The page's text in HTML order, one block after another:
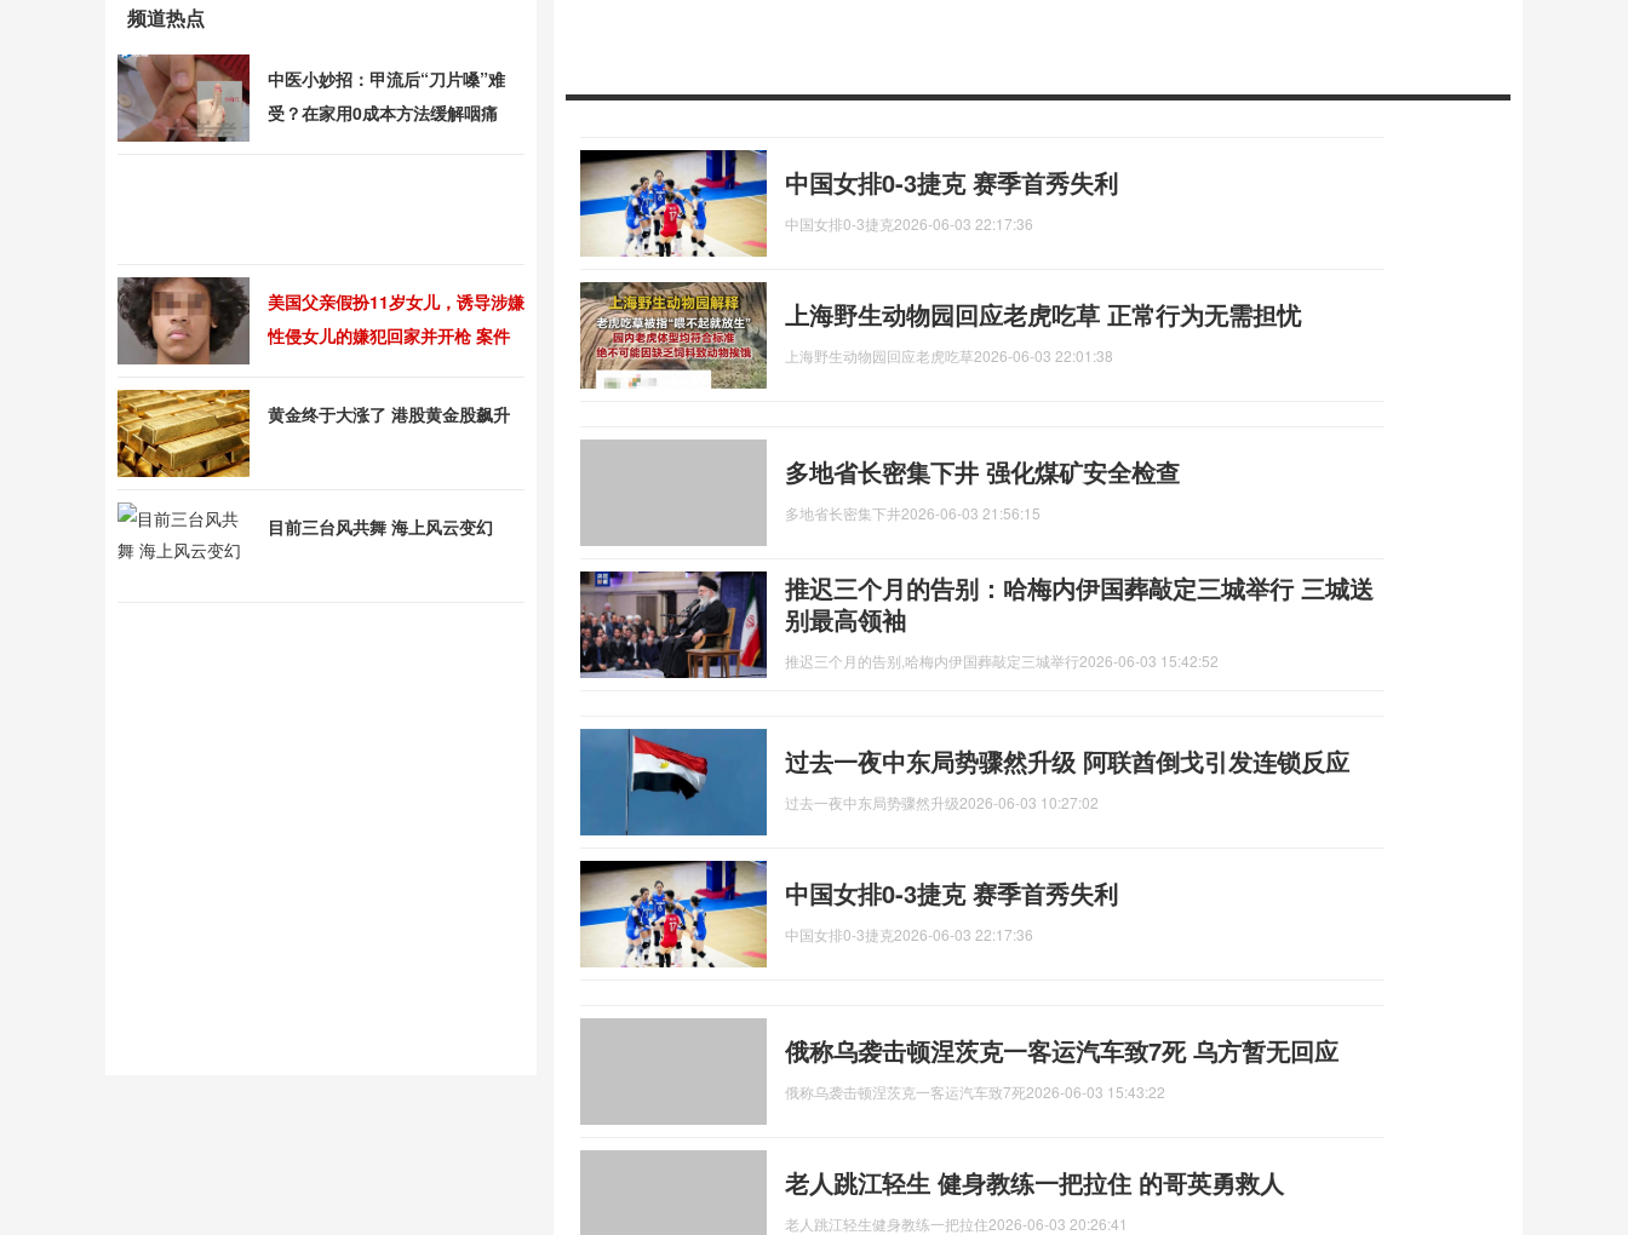
中国女排0-3捷克 赛季首秀失利
中国女排0-3捷克2026-06-03 22:17:36
上海野生动物园回应老虎吃草 正常行为无需担忧
上海野生动物园回应老虎吃草2026-06-03 22:01:38
多地省长密集下井 强化煤矿安全检查
多地省长密集下井2026-06-03 21:56:15
推迟三个月的告别：哈梅内伊国葬敲定三城举行 三城送
别最高领袖
推迟三个月的告别,哈梅内伊国葬敲定三城举行2026-06-03 15:42:52
过去一夜中东局势骤然升级 阿联酋倒戈引发连锁反应
过去一夜中东局势骤然升级2026-06-03 10:27:02
中国女排0-3捷克 赛季首秀失利
中国女排0-3捷克2026-06-03 22:17:36
俄称乌袭击顿涅茨克一客运汽车致7死 乌方暂无回应
俄称乌袭击顿涅茨克一客运汽车致7死2026-06-03 15:43:22
老人跳江轻生 健身教练一把拉住 的哥英勇救人
老人跳江轻生健身教练一把拉住2026-06-03 20:26:41
频道热点
中医小妙招：甲流后“刀片嗓”难
受？在家用0成本方法缓解咽痛
美国父亲假扮11岁女儿，诱导涉嫌
性侵女儿的嫌犯回家并开枪 案件
黄金终于大涨了 港股黄金股飙升
目前三台风共舞 海上风云变幻